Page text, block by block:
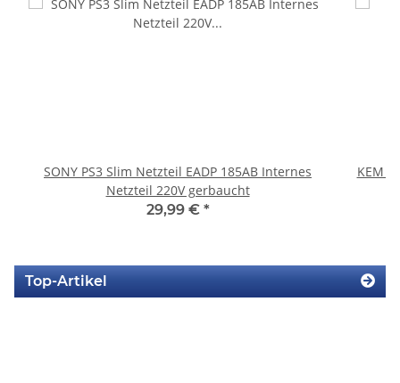
SONY PS3 Slim Netzteil EADP 185AB Internes
Netzteil 220V gerbaucht
29,99 € *
KEM
Top-Artikel